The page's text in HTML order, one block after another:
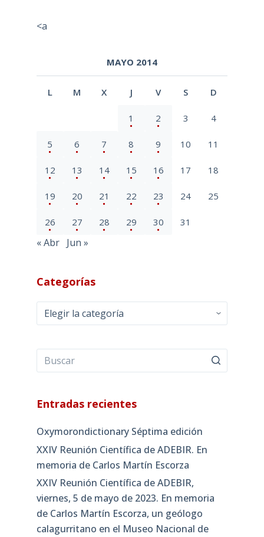
<a
MAYO 2014
L M X J V S D
1 2 3 4
5 6 7 8 9 10 11
12 13 14 15 16 17 18
19 20 21 22 23 24 25
26 27 28 29 30 31
« Abr Jun »
Categorías
Categorías
Entradas recientes
Oxymorondictionary Séptima edición
XXIV Reunión Científica de ADEBIR. En
memoria de Carlos Martín Escorza
XXIV Reunión Científica de ADEBIR,
viernes, 5 de mayo de 2023. En memoria
de Carlos Martín Escorza, un geólogo
calagurritano en el Museo Nacional de